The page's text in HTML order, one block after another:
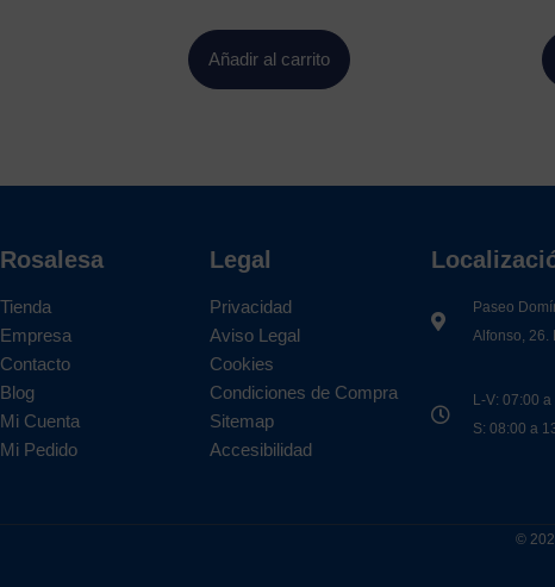
Añadir al carrito
Rosalesa
Tienda
Empresa
Contacto
Blog
Mi Cuenta
Mi Pedido
Legal
Privacidad
Aviso Legal
Cookies
Condiciones de Compra
Sitemap
Accesibilidad
Paseo
Alfonso, 26.
L-V: 07:00 a
S: 08:00 a
©